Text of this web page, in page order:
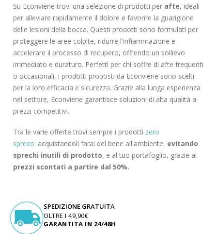
Su Econviene trovi una selezione di prodotti per afte, ideali
per alleviare rapidamente il dolore e favorire la guarigione
delle lesioni della bocca. Questi prodotti sono formulati per
proteggere le aree colpite, ridurre l'infiammazione e
accelerare il processo di recupero, offrendo un sollievo
immediato e duraturo. Perfetti per chi soffre di afte frequenti
o occasionali, i prodotti proposti da Econviene sono scelti
per la loro efficacia e sicurezza. Grazie alla lunga esperienza
nel settore, Econviene garantisce soluzioni di alta qualità a
prezzi competitivi.
Tra le varie offerte trovi sempre i prodotti zero
spreco: acquistandoli farai del bene all'ambiente, evitando
sprechi inutili di prodotto, e al tuo portafoglio, grazie ai
prezzi scontati a partire dal 50%.
SPEDIZIONE GRATUITA
OLTRE I 49,90€
GARANTITA IN 24/48H